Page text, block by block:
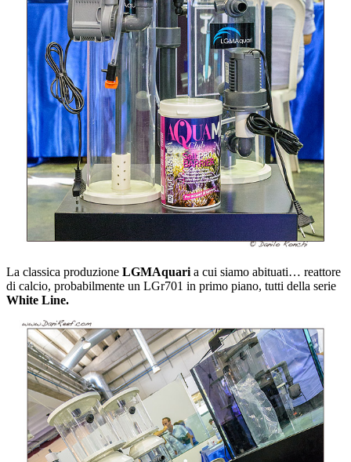
La classica produzione LGMAquari a cui siamo abituati… reattore
di calcio, probabilmente un LGr701 in primo piano, tutti della serie
White Line.